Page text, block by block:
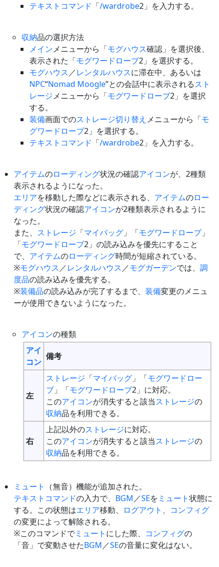
テキストコマンド 「/wardrobe2」を入力する。
収納品の選択方法
メインメニューから「モグハウス確認」を選択後、
表示された「モグワードローブ2」を選択する。
モグハウス ／レンタルハウスに滞在中、あるいは
NPC“Nomad Moogle”との会話中に表示されるスト
レージメニューから「モグワードローブ2」を選択
する。
装備画面でのストレージ切り替え メニューから「モ
グワードローブ2」を選択する。
テキストコマンド 「/wardrobe2」を入力する。
アイテムのローディング状況の確認アイコンが、2種類
表示されるようになった。
エリアを移動した際などに表示される、 アイテムのロー
ディング状況の確認アイコンが2種類表示されるように
なった。
また、 ストレージ 「マイバッグ 」「モグワードローブ 」
「モグワードローブ2」の読み込みを優先にすること
で、 アイテムのローディング時間が短縮されている。
※モグハウス ／レンタルハウス ／モグガーデンでは、 調
度品の読み込みを優先する。
※装備品の読み込みが完了するまで、 装備変更のメニュ
ーが使用できないようになった。
アイコンの種類
アイ
コン
備考
左
ストレージ 「マイバッグ 」「モグワードロー
ブ 」「モグワードローブ2」に対応。
このアイコンが消失すると該当ストレージの
収納品を利用できる。
右
上記以外のストレージに対応。
このアイコンが消失すると該当ストレージの
収納品を利用できる。
ミュート
（無音）機能が追加された。
テキストコマンドの入力で、 BGM ／SEを ミュート状態に
する。この状態はエリア移動、 ログアウト 、 コンフィグ
の変更によって解除される。
※このコマンドでミュート にした際、 コンフィグの
「音」で変動させたBGM ／SEの音量に変化はない。